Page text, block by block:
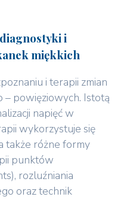
i
miękkich
i terapii zmian
powięziowych. Istotą
napięć w
wykorzystuje się
także różne formy
punktów
rozluźniania
oraz technik